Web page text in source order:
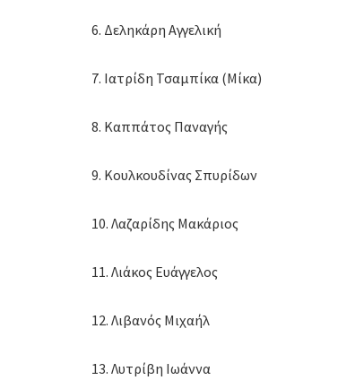
6. Δεληκάρη Αγγελική
7. Ιατρίδη Τσαμπίκα (Μίκα)
8. Καππάτος Παναγής
9. Κουλκουδίνας Σπυρίδων
10. Λαζαρίδης Μακάριος
11. Λιάκος Ευάγγελος
12. Λιβανός Μιχαήλ
13. Λυτρίβη Ιωάννα